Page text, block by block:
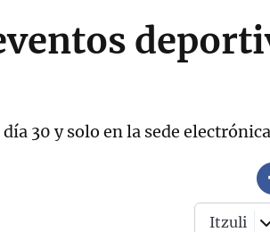
30 y solo en la sede electrónica
Itzuli